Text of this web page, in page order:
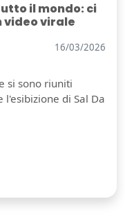
il mondo: ci
video virale
16/03/2026
si sono riuniti
di Sal Da